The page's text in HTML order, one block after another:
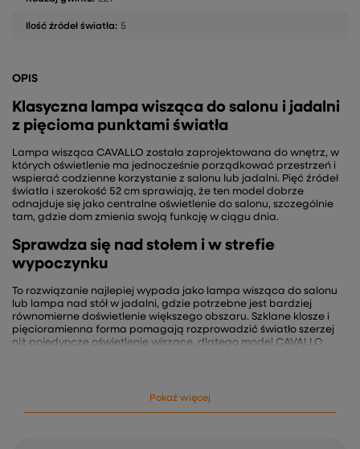
Ilość źródeł światła: 5
OPIS
Klasyczna lampa wisząca do salonu i jadalni
z pięcioma punktami światła
Lampa wisząca CAVALLO została zaprojektowana do wnętrz, w
których oświetlenie ma jednocześnie porządkować przestrzeń i
wspierać codzienne korzystanie z salonu lub jadalni. Pięć źródeł
światła i szerokość 52 cm sprawiają, że ten model dobrze
odnajduje się jako centralne oświetlenie do salonu, szczególnie
tam, gdzie dom zmienia swoją funkcję w ciągu dnia.
Sprawdza się nad stołem i w strefie
wypoczynku
To rozwiązanie najlepiej wypada jako lampa wisząca do salonu
lub lampa nad stół w jadalni, gdzie potrzebne jest bardziej
równomierne doświetlenie większego obszaru. Szklane klosze i
pięcioramienna forma pomagają rozprowadzić światło szerzej
niż pojedyncze oświetlenie wiszące, dlatego model CAVALLO
Jakie światło daje pięcioramienna oprawa
ze szklanymi kloszami
Pokaż więcej